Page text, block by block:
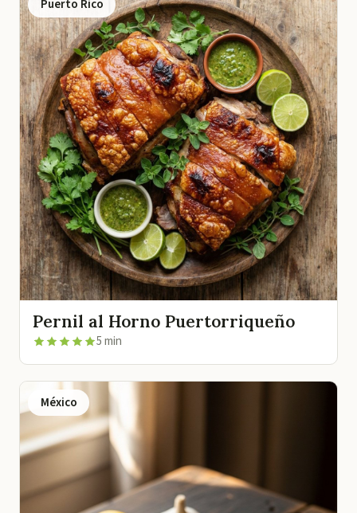
Puerto Rico
Pernil al Horno Puertorriqueño
5 min
México